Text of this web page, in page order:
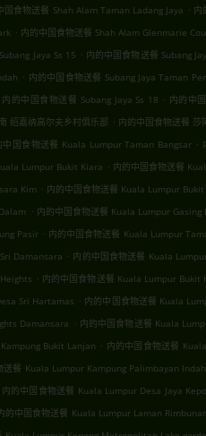
国食物送餐 Shah Alam Taman Ladang Jaya . 内
. 内的中国食物送餐 Shah Alam Glenmarie
Jaya Ss 15 . 内的中国食物送餐 Subang
. 内的中国食物送餐 Subang Jaya Taman
内的中国食物送餐 Subang Jaya Ss 18 . 内的中
绍嘉纳高尔夫乡村俱乐部 . 内的中国食物送餐 莎
中国食物送餐 Kuala Lumpur Taman Bangsar .
Lumpur Bukit Kiara . 内的中国食物送餐
Kim . 内的中国食物送餐 Kuala Lumpur
. 内的中国食物送餐 Kuala Lumpur Gasing
Pasir . 内的中国食物送餐 Kuala Lumpur
Damansara . 内的中国食物送餐 Kuala
. 内的中国食物送餐 Kuala Lumpur Bukit
Sri Hartamas . 内的中国食物送餐 Kuala
Damansara . 内的中国食物送餐 Kuala
Bukit Lanjan . 内的中国食物送餐
送餐 Kuala Lumpur Kampung Palimbayan Indah
内的中国食物送餐 Kuala Lumpur Desa Jaya
的中国食物送餐 Kuala Lumpur Laman Rimbunan